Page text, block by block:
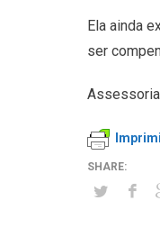
Ela ainda
ser